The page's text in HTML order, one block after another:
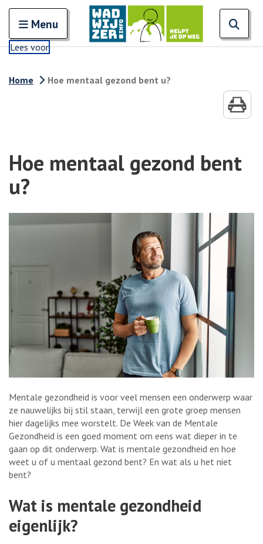
Open en sluit het
Menu
Lees voor
Home Hoe mentaal gezond bent u?
Hoe mentaal gezond bent
u?
Mentale gezondheid is voor veel mensen een onderwerp waar
ze nauwelijks bij stil staan, terwijl een grote groep mensen
hier dagelijks mee worstelt. De Week van de Mentale
Gezondheid is een goed moment om eens wat dieper in te
gaan op dit onderwerp. Wat is mentale gezondheid en hoe
weet u of u mentaal gezond bent? En wat als u het niet
bent?
Wat is mentale gezondheid
eigenlijk?